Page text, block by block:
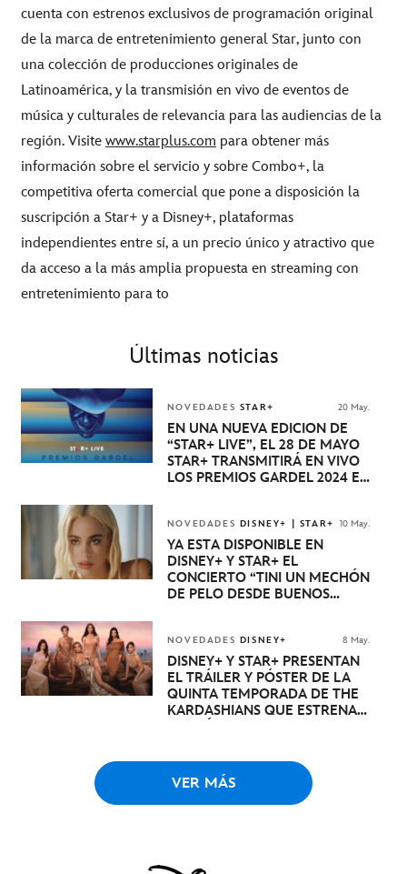
cuenta con estrenos exclusivos de programación original
de la marca de entretenimiento general Star, junto con
una colección de producciones originales de
Latinoamérica, y la transmisión en vivo de eventos de
música y culturales de relevancia para las audiencias de la
región. Visite www.starplus.com para obtener más
información sobre el servicio y sobre Combo+, la
competitiva oferta comercial que pone a disposición la
suscripción a Star+ y a Disney+, plataformas
independientes entre sí, a un precio único y atractivo que
da acceso a la más amplia propuesta en streaming con
entretenimiento para to
Últimas noticias
NOVEDADES STAR+ 20 May.
EN UNA NUEVA EDICIÓN DE
“STAR+ LIVE”, EL 28 DE MAYO
STAR+ TRANSMITIRÁ EN VIVO
LOS PREMIOS GARDEL 2024 EN
MOVISTAR ARENA DE BUENOS
AIRES
NOVEDADES DISNEY+ | STAR+ 10 May.
YA ESTÁ DISPONIBLE EN
DISNEY+ Y STAR+ EL
CONCIERTO “TINI UN MECHÓN
DE PELO DESDE BUENOS
NOVEDADES DISNEY+ 8 May.
DISNEY+ Y STAR+ PRESENTAN
EL TRÁILER Y PÓSTER DE LA
QUINTA TEMPORADA DE THE
KARDASHIANS QUE ESTRENA
VER MÁS